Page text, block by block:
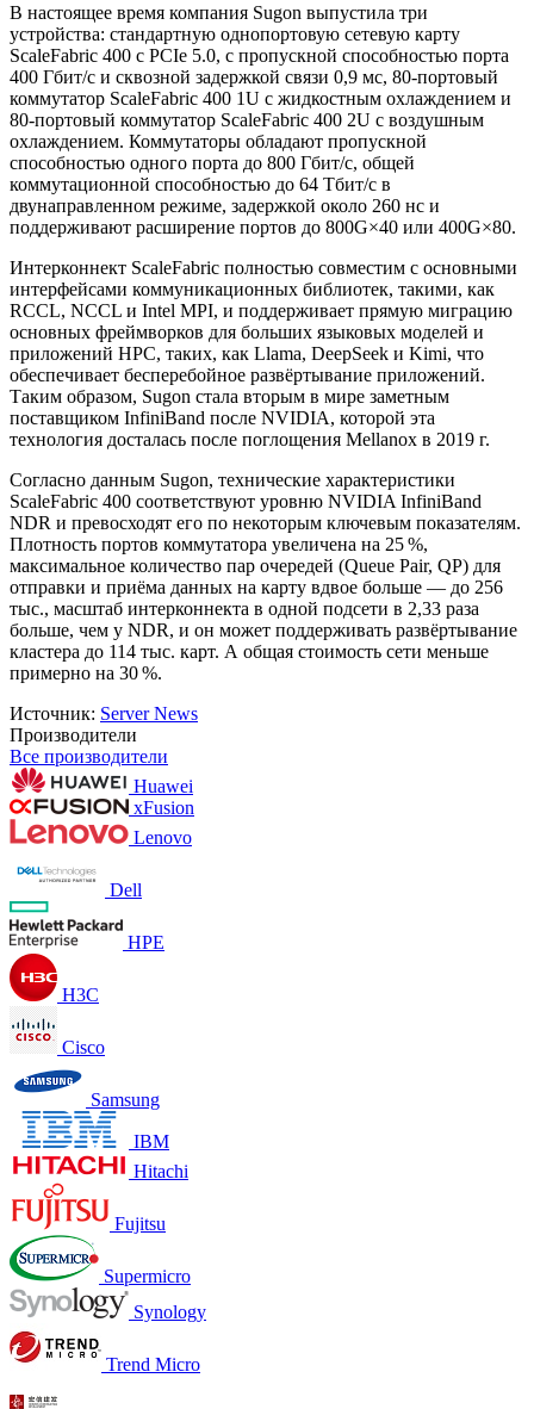
В настоящее время компания Sugon выпустила три
устройства: стандартную однопортовую сетевую карту
ScaleFabric 400 с PCIe 5.0, с пропускной способностью порта
400 Гбит/с и сквозной задержкой связи 0,9 мс, 80-портовый
коммутатор ScaleFabric 400 1U с жидкостным охлаждением и
80-портовый коммутатор ScaleFabric 400 2U с воздушным
охлаждением. Коммутаторы обладают пропускной
способностью одного порта до 800 Гбит/с, общей
коммутационной способностью до 64 Тбит/с в
двунаправленном режиме, задержкой около 260 нс и
поддерживают расширение портов до 800G×40 или 400G×80.
Интерконнект ScaleFabric полностью совместим с основными
интерфейсами коммуникационных библиотек, такими, как
RCCL, NCCL и Intel MPI, и поддерживает прямую миграцию
основных фреймворков для больших языковых моделей и
приложений HPC, таких, как Llama, DeepSeek и Kimi, что
обеспечивает бесперебойное развёртывание приложений.
Таким образом, Sugon стала вторым в мире заметным
поставщиком InfiniBand после NVIDIA, которой эта
технология досталась после поглощения Mellanox в 2019 г.
Согласно данным Sugon, технические характеристики
ScaleFabric 400 соответствуют уровню NVIDIA InfiniBand
NDR и превосходят его по некоторым ключевым показателям.
Плотность портов коммутатора увеличена на 25 %,
максимальное количество пар очередей (Queue Pair, QP) для
отправки и приёма данных на карту вдвое больше — до 256
тыс., масштаб интерконнекта в одной подсети в 2,33 раза
больше, чем у NDR, и он может поддерживать развёртывание
кластера до 114 тыс. карт. А общая стоимость сети меньше
примерно на 30 %.
Источник: Server News
Производители
Все производители
Huawei
xFusion
Lenovo
Dell
HPE
H3C
Cisco
Samsung
IBM
Hitachi
Fujitsu
Supermicro
Synology
Trend Micro